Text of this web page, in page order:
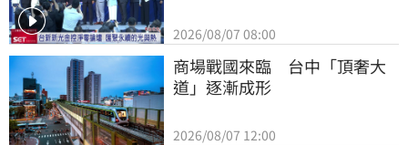
2026/08/07 08:00
商場戰國來臨　台中「頂奢大
道」逐漸成形
2026/08/07 12:00